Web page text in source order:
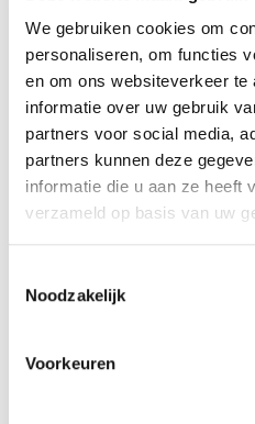
We gebruiken cookies om
personaliseren, om functies
en om ons websiteverkeer
informatie over uw gebruik
partners voor social media,
partners kunnen deze
informatie die u aan ze heeft
verzameld op basis van uw
Noodzakelijk
Voorkeuren
Ze begrijpen beter
herkennen patronen
hoe zij zelf kunnen
en verbinding.
Deelnemers
meer bewustzijn van
praktische